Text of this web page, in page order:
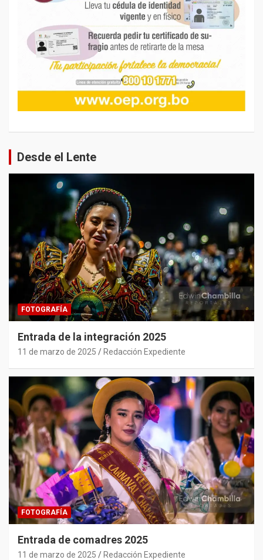
Desde el Lente
FOTOGRAFÍA
Entrada de la integración 2025
11 de marzo de 2025 Redacción Expediente
FOTOGRAFÍA
Entrada de comadres 2025
11 de marzo de 2025 Redacción Expediente